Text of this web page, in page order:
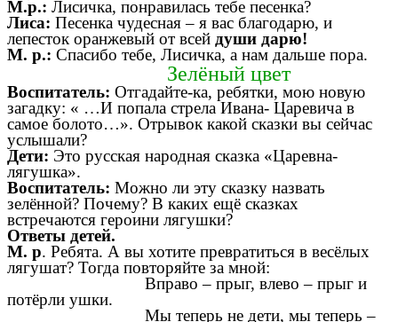
М.р.: Лисичка, понравилась тебе песенка?
Лиса: Песенка чудесная – я вас благодарю, и
лепесток оранжевый от всей души дарю!
М. р.: Спасибо тебе, Лисичка, а нам дальше пора.
Зелёный цвет
Воспитатель: Отгадайте-ка, ребятки, мою новую
загадку: « …И попала стрела Ивана- Царевича в
самое болото…». Отрывок какой сказки вы сейчас
услышали?
Дети: Это русская народная сказка «Царевна-
лягушка».
Воспитатель: Можно ли эту сказку назвать
зелённой? Почему? В каких ещё сказках
встречаются героини лягушки?
Ответы детей.
М. р. Ребята. А вы хотите превратиться в весёлых
лягушат? Тогда повторяйте за мной:
Вправо – прыг, влево – прыг и
потёрли ушки.
Мы теперь не дети, мы теперь –